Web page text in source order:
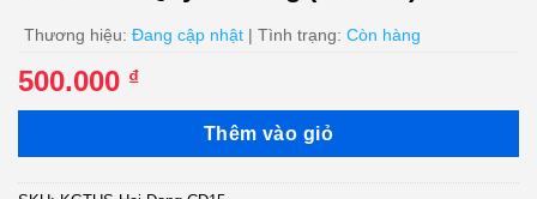
Thương hiệu: Đang cập nhật | Tình trạng: Còn hàng
500.000 ₫
Thêm vào giỏ